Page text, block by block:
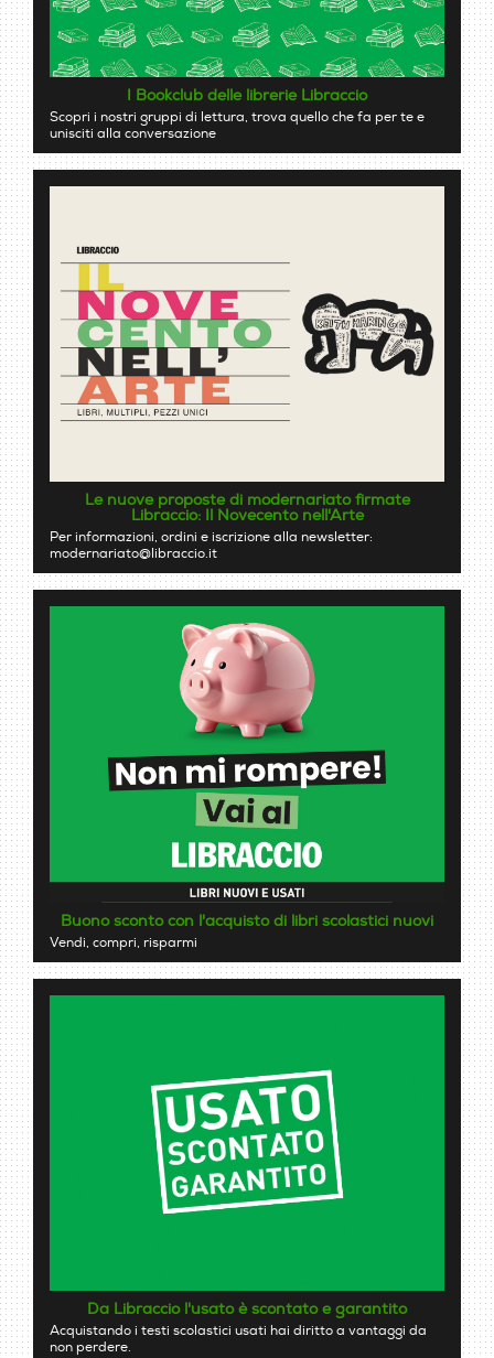
I Bookclub delle librerie Libraccio
Scopri i nostri gruppi di lettura, trova quello che fa per te e
unisciti alla conversazione
Le nuove proposte di modernariato firmate
Libraccio: Il Novecento nell'Arte
Per informazioni, ordini e iscrizione alla newsletter:
modernariato@libraccio.it
Buono sconto con l'acquisto di libri scolastici nuovi
Vendi, compri, risparmi
Da Libraccio l'usato è scontato e garantito
Acquistando i testi scolastici usati hai diritto a vantaggi da
non perdere.